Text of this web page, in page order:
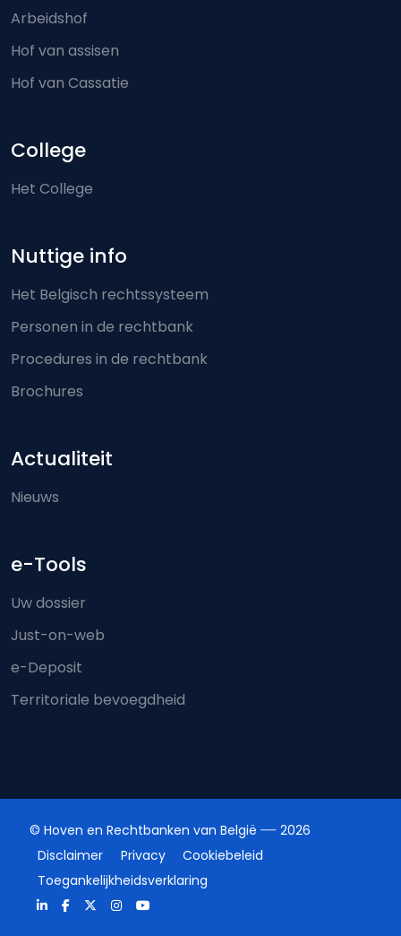
Arbeidshof
Hof van assisen
Hof van Cassatie
College
Het College
Nuttige info
Het Belgisch rechtssysteem
Personen in de rechtbank
Procedures in de rechtbank
Brochures
Actualiteit
Nieuws
e-Tools
Uw dossier
Just-on-web
e-Deposit
Territoriale bevoegdheid
© Hoven en Rechtbanken van België
2026
Disclaimer
Privacy
Cookiebeleid
Toegankelijkheidsverklaring